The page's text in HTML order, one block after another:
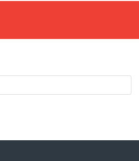
olmak için bültenimize kaydolun